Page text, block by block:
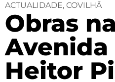
ACTUALIDADE, COVILHÃ
Obras na
Avenida
Heitor